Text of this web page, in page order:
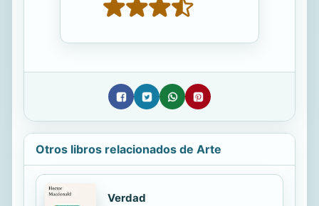
Otros libros relacionados de Arte
Verdad